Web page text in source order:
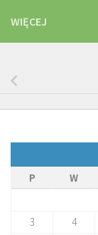
WIĘCEJ
P
W
3
4